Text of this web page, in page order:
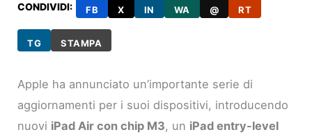
CONDIVIDI: FB X IN WA @ RT
TG STAMPA
Apple ha annunciato un’importante serie di
aggiornamenti per i suoi dispositivi, introducendo
nuovi iPad Air con chip M3, un iPad entry-level